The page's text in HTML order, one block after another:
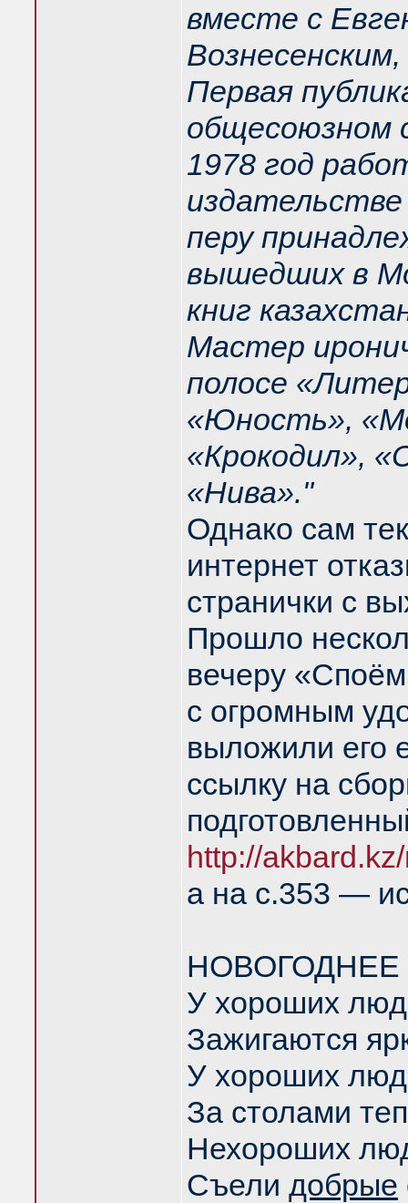
вместе с
Первая
общесоюзном
1978 год
перу
вышедших в
книг
Мастер
полосе
«Юность»,
«Крокодил»,
«Нива»."
Однако сам
интернет
странички с
Прошло
вечеру
с огромным
выложили его
ссылку на
http://
а на с.353 —
НОВОГОДНЕЕ
У хороших
Зажигаются
У хороших
За столами
Нехороших
Съели добрые